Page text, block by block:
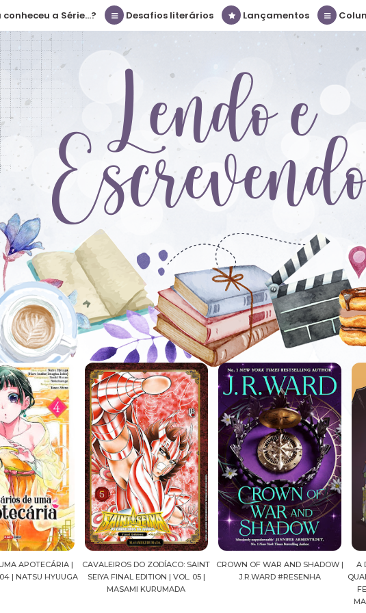
conheceu a Série...? Desafios literários Lançamentos
ZODÍACO: SAINT
| VOL. 05 |
CROWN OF WAR AND SHADOW |
J.R.WARD #RESENHA
A DROGA DA OBEDIÊNCIA EM
QUADRINHOS | PEDRO BANDEIRA,